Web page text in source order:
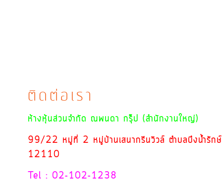
ติดต่อเรา
ห้างหุ้นส่วนจำกัด ณพนดา กรุ๊ป (สำนักงานใหญ่)
99/22 หมู่ที่ 2 หมู่บ้านเสนากรีนวิวล์ ตำบลบึงน้ำรัก
12110
Tel : 02-102-1238